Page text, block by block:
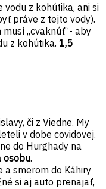
vodu z kohútika, ani si
práve z tejto vody).
,,cvaknúť“- aby
z kohútika. 1,5
či z Viedne. My
v dobe covidovej.
do Hurghady na
osobu.
a smerom do Káhiry
si aj auto prenajať,